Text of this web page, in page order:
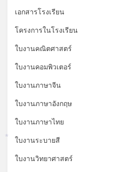
เอกสารโรงเรียน
โครงการในโรงเรียน
ใบงานคณิตศาสตร์
ใบงานคอมพิวเตอร์
ใบงานภาษาจีน
ใบงานภาษาอังกฤษ
ใบงานภาษาไทย
ใบงานระบายสี
ใบงานวิทยาศาสตร์